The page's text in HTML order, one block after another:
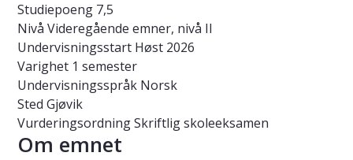
Studiepoeng 7,5
Nivå Videregående emner, nivå II
Undervisningsstart Høst 2026
Varighet 1 semester
Undervisningsspråk Norsk
Sted Gjøvik
VurderingsordningSkriftlig skoleeksamen
Om emnet